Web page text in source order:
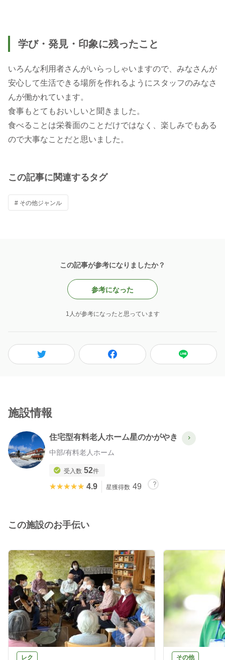
学び・発見・印象に残ったこと
いろんな利用者さんがいらっしゃいますので、みなさんが
安心して生活できる場所を作れるようにスタッフのみなさ
んが働かれています。
食事もとてもおいしいと聞きました。
食べることは栄養面のことだけではなく、楽しみでもある
この記事に関連するタグ
# その他ジャンル
この記事が参考になりましたか？
参考になった
1人が参考になったと思っています
施設情報
住宅型有料老人ホーム星のかがやき
中部/有料老人ホーム
受入数 52件
★★★★★
★★★★★ 4.9 星獲得数 49
この施設のお手伝い
レク その他